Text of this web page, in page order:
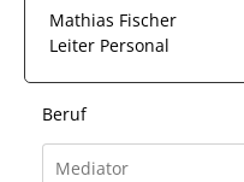
Mathias Fischer
Leiter Personal
Beruf